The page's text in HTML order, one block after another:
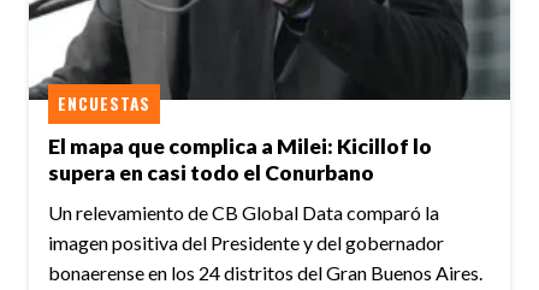
El mapa que complica a Milei: Kicillof lo
supera en casi todo el Conurbano
ENCUESTAS
Un relevamiento de CB Global Data comparó la
imagen positiva del Presidente y del gobernador
bonaerense en los 24 distritos del Gran Buenos Aires.